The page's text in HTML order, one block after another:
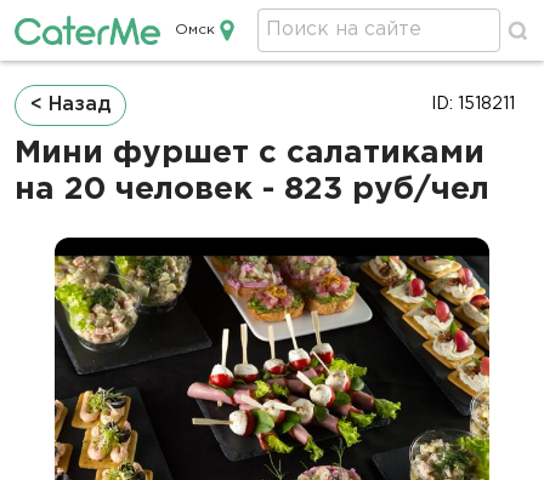
Кейтеринг в Омске
Омск
Строка
навигации
< Назад
Мини фуршет с салатиками
на 20 человек - 823 руб/чел
ID: 1518211